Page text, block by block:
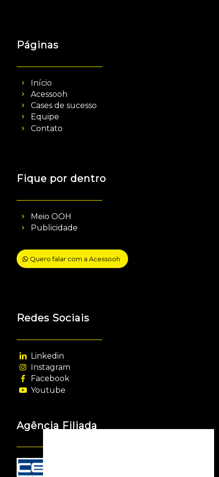
Páginas
Início
Acessooh
Cases de sucesso
Equipe
Contato
Fique por dentro
Meio OOH
Publicidade
Quero falar com a Acessooh
Redes Sociais
Linkedin
Instagram
Facebook
Youtube
Agência Filiada